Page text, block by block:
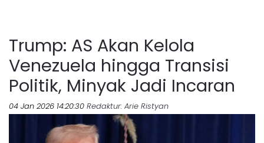
Trump: AS Akan Kelola
Venezuela hingga Transisi
Politik, Minyak Jadi Incaran
04 Jan 2026 14:20:30 Redaktur: Arie Ristyan